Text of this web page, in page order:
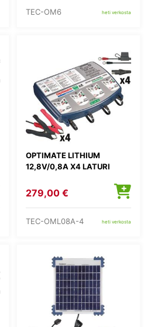
TEC-OM6 heti verkosta
OPTIMATE LITHIUM
12,8V/0,8A X4 LATURI
279,00 €
TEC-OML08A-4 heti verkosta